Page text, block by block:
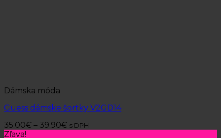
Dámska móda
Guess dámske šortky V2GD14
35.00€ – 39.90€ s DPH
Zľava!